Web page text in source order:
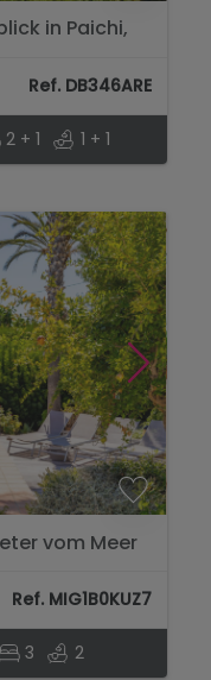
in Paichi,
Ref. DB346ARE
2 + 1 1 + 1
vom Meer
Ref. MIG1B0KUZ7
3 2